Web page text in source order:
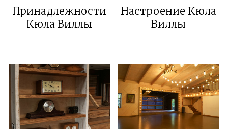
Принадлежности
Кюла Виллы
Настроение Кюла
Виллы